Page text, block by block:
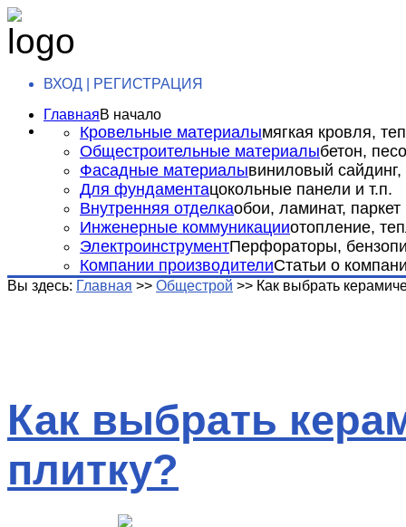
ВХОД | РЕГИСТРАЦИЯ
ГлавнаяВ начало
Кровельные материалымягкая кровля,
Общестроительные материалыбетон,
Фасадные материалывиниловый сайдинг,
Для фундаментацокольные панели и т.п.
Внутренняя отделкаобои, ламинат, паркет
Инженерные коммуникацииотопление,
ЭлектроинструментПерфораторы,
Компании производителиСтатьи о
Вы здесь: Главная >> Общестрой >> Как выбрать
Как выбрать
плитку?